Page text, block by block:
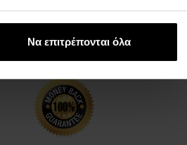
Να επιτρέπονται όλα
ΗΛΕΚΤΡΟΝΙΚΗ ΔΙΕΥΘΥΝΣΗ*